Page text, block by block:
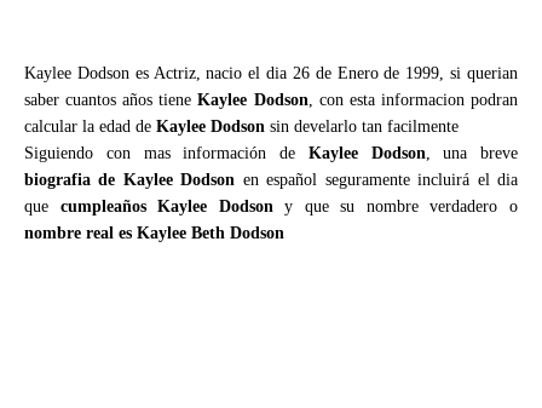
Kaylee Dodson es Actriz, nacio el dia 26 de Enero de 1999, si querian
saber cuantos años tieneKaylee Dodson, con esta informacion podran
calcular la edad de Kaylee Dodson sin develarlo tan facilmente
Siguiendo con mas información de Kaylee Dodson, una breve
biografia de Kaylee Dodson en español seguramente incluirá el dia
que cumpleaños Kaylee Dodsony que su nombre verdadero o
nombre real es Kaylee Beth Dodson